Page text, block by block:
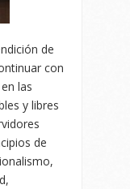
de
con
las
y libres
de